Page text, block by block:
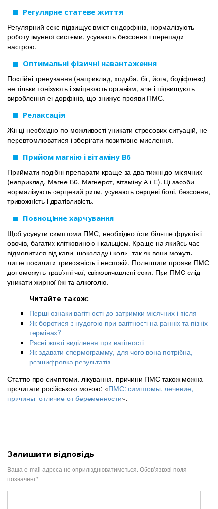
Регулярне статеве життя
Регулярний секс підвищує вміст ендорфінів, нормалізують
роботу імунної системи, усувають безсоння і перепади
настрою.
Оптимальні фізичні навантаження
Постійні тренування (наприклад, ходьба, біг, йога, бодіфлекс)
не тільки тонізують і зміцнюють організм, але і підвищують
вироблення ендорфінів, що знижує прояви ПМС.
Релаксація
Жінці необхідно по можливості уникати стресових ситуацій, не
перевтомлюватися і зберігати позитивне мислення.
Прийом магнію і вітаміну В6
Приймати подібні препарати краще за два тижні до місячних
(наприклад, Магне В6, Магнерот, вітаміну А і Е). Ці засоби
нормалізують серцевий ритм, усувають серцеві болі, безсоння,
тривожність і дратівливість.
Повноцінне харчування
Щоб усунути симптоми ПМС, необхідно їсти більше фруктів і
овочів, багатих клітковиною і кальцієм. Краще на якийсь час
відмовитися від кави, шоколаду і коли, так як вони можуть
лише посилити тривожність і неспокій. Полегшити прояви ПМС
допоможуть трав’яні чаї, свіжовичавлені соки. При ПМС слід
уникати жирної їжі та алкоголю.
Читайте також:
Перші ознаки вагітності до затримки місячних і після
Як боротися з нудотою при вагітності на ранніх та пізніх
термінах?
Рясні жовті виділення при вагітності
Як здавати спермограмму, для чого вона потрібна,
розшифровка результатів
Статтю про симптоми, лікування, причини ПМС також можна
прочитати російською мовою: «ПМС: симптомы, лечение,
причины, отличие от беременности».
Залишити відповідь
Ваша e-mail адреса не оприлюднюватиметься. Обов’язкові поля
позначені *